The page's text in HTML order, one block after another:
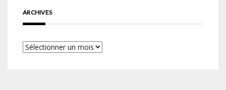
ARCHIVES
Archives